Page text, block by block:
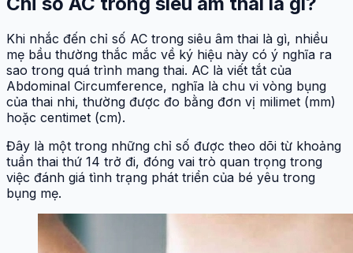
Khi nhắc đến chỉ số AC trong siêu âm thai là gì, nhiều
mẹ bầu thường thắc mắc về ký hiệu này có ý nghĩa ra
sao trong quá trình mang thai. AC là viết tắt của
Abdominal Circumference, nghĩa là chu vi vòng bụng
của thai nhi, thường được đo bằng đơn vị milimet (mm)
hoặc centimet (cm).
Đây là một trong những chỉ số được theo dõi từ khoảng
tuần thai thứ 14 trở đi, đóng vai trò quan trọng trong
việc đánh giá tình trạng phát triển của bé yêu trong
bụng mẹ.